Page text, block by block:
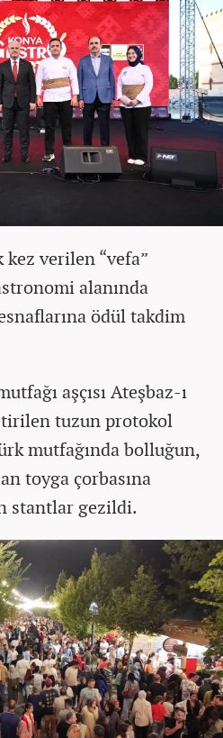
verilen “vefa”
alanında
ödül takdim
aşçısı Ateşbaz-ı
tuzun protokol
mutfağında bolluğun,
toyga çorbasına
stantlar gezildi.